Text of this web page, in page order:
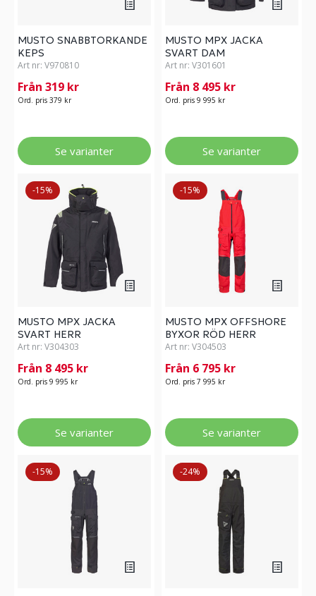
MUSTO SNABBTORKANDE
KEPS
Art nr: V970810
Från 319 kr
Ord. pris 379 kr
Se varianter
MUSTO MPX JACKA
SVART DAM
Art nr: V301601
Från 8 495 kr
Ord. pris 9 995 kr
Se varianter
-15%
MUSTO MPX JACKA
SVART HERR
Art nr: V304303
Från 8 495 kr
Ord. pris 9 995 kr
Se varianter
-15%
MUSTO MPX OFFSHORE
BYXOR RÖD HERR
Art nr: V304503
Från 6 795 kr
Ord. pris 7 995 kr
Se varianter
-15% -24%